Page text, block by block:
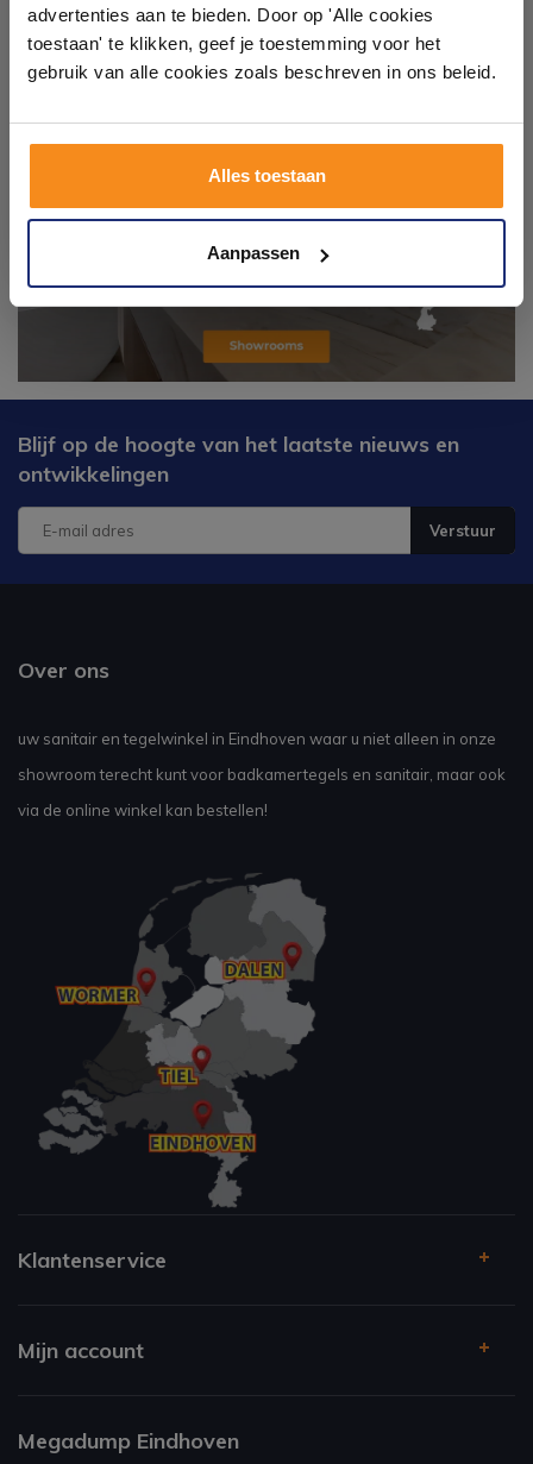
advertenties aan te bieden. Door op 'Alle cookies
toestaan' te klikken, geef je toestemming voor het
gebruik van alle cookies zoals beschreven in ons beleid.
Alles toestaan
Aanpassen
Blijf op de hoogte van het laatste nieuws en
ontwikkelingen
Verstuur
Over ons
uw sanitair en tegelwinkel in Eindhoven waar u niet alleen in onze
showroom terecht kunt voor badkamertegels en sanitair, maar ook
via de online winkel kan bestellen!
Klantenservice
Mijn account
Megadump Eindhoven
ervaren adviseurs helpen je persoonlijk, en je vindt
tegels & sanitair direct uit voorraad. Gratis parkeren
op eigen terrein.
Kom langs en ervaar zelf het verschil!